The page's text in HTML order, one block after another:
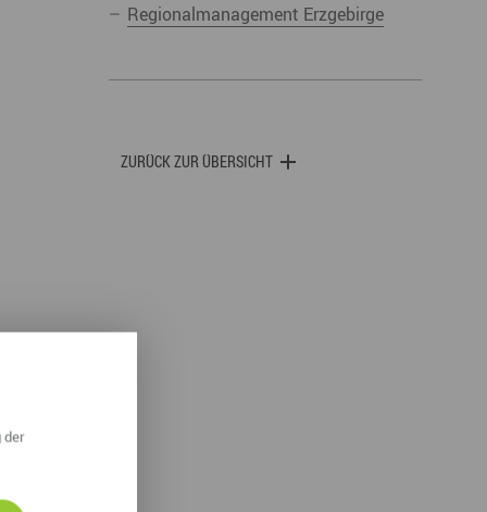
Regionalmanagement Erzgebirge
ZURÜCK ZUR ÜBERSICHT
der